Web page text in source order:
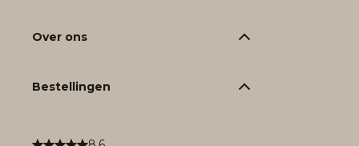
Over ons
Bestellingen